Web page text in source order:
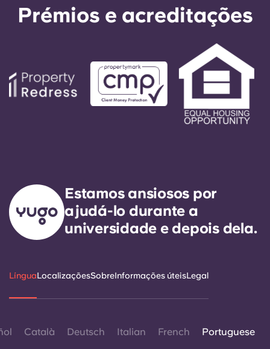
Prémios e acreditações
Estamos ansiosos por
ajudá-lo durante a
universidade e depois dela.
LínguaLocalizaçõesSobreInformações úteisLegal
Català Deutsch Italian French Portuguese